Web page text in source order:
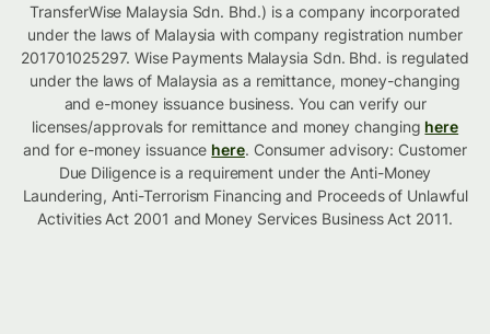
TransferWise Malaysia Sdn. Bhd.) is a company incorporated
under the laws of Malaysia with company registration number
201701025297. Wise Payments Malaysia Sdn. Bhd. is regulated
under the laws of Malaysia as a remittance, money-changing
and e-money issuance business. You can verify our
licenses/approvals for remittance and money changing here
and for e-money issuance here. Consumer advisory: Customer
Due Diligence is a requirement under the Anti-Money
Laundering, Anti-Terrorism Financing and Proceeds of Unlawful
Activities Act 2001 and Money Services Business Act 2011.